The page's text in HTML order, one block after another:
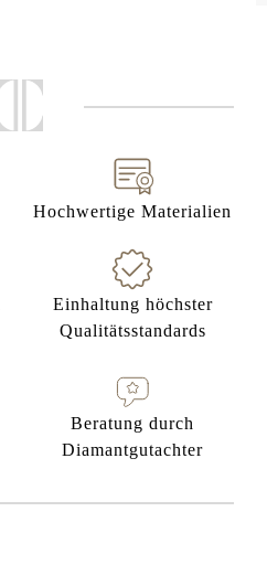
Hochwertige Materialien
Einhaltung höchster
Qualitätsstandards
Beratung durch
Diamantgutachter